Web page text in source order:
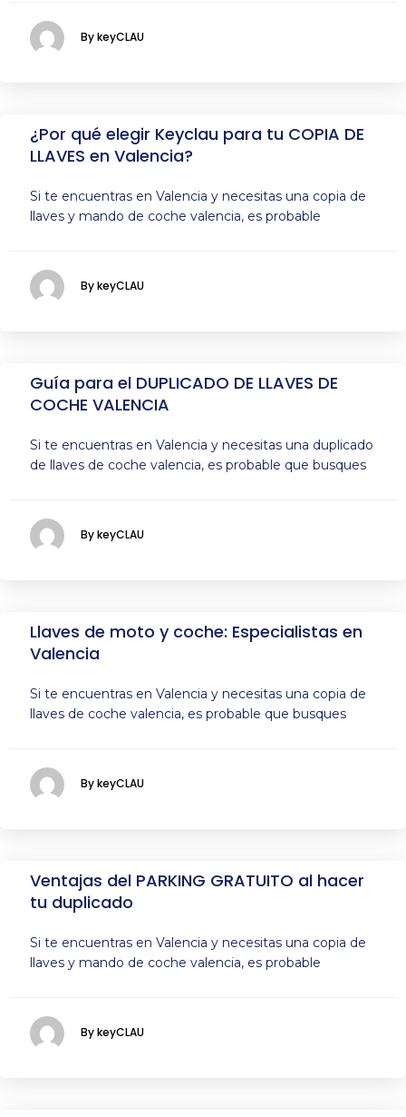
By keyCLAU
¿Por qué elegir Keyclau para tu COPIA DE
LLAVES en Valencia?
Si te encuentras en Valencia y necesitas una copia de
llaves y mando de coche valencia, es probable
By keyCLAU
Guía para el DUPLICADO DE LLAVES DE
COCHE VALENCIA
Si te encuentras en Valencia y necesitas una duplicado
de llaves de coche valencia, es probable que busques
By keyCLAU
Llaves de moto y coche: Especialistas en
Valencia
Si te encuentras en Valencia y necesitas una copia de
llaves de coche valencia, es probable que busques
By keyCLAU
Ventajas del PARKING GRATUITO al hacer
tu duplicado
Si te encuentras en Valencia y necesitas una copia de
llaves y mando de coche valencia, es probable
By keyCLAU